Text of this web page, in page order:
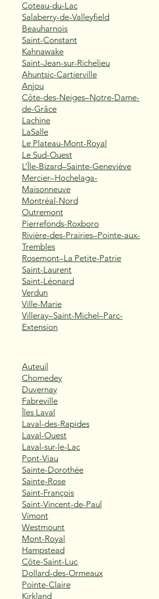
Coteau-du-Lac
Salaberry-de-Valleyfield
Beauharnois
Saint-Constant
Kahnawake
Saint-Jean-sur-Richelieu
Ahuntsic-Cartierville
Anjou
Côte-des-Neiges–Notre-Dame-
de-Grâce
Lachine
LaSalle
Le Plateau-Mont-Royal
Le Sud-Ouest
L’Île-Bizard–Sainte-Geneviève
Mercier–Hochelaga-
Maisonneuve
Montréal-Nord
Outremont
Pierrefonds-Roxboro
Rivière-des-Prairies–Pointe-aux-
Trembles
Rosemont–La Petite-Patrie
Saint-Laurent
Saint-Léonard
Verdun
Ville-Marie
Villeray–Saint-Michel–Parc-
Extension
Auteuil
Chomedey
Duvernay
Fabreville
Îles Laval
Laval-des-Rapides
Laval-Ouest
Laval-sur-le-Lac
Pont-Viau
Sainte-Dorothée
Sainte-Rose
Saint-François
Saint-Vincent-de-Paul
Vimont
Westmount
Mont-Royal
Hampstead
Côte-Saint-Luc
Dollard-des-Ormeaux
Pointe-Claire
Kirkland